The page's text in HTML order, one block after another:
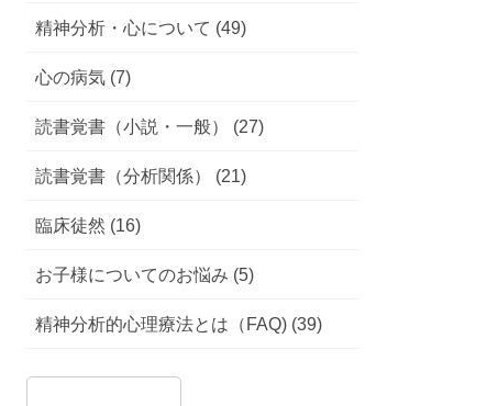
精神分析・心について (49)
心の病気 (7)
読書覚書（小説・一般） (27)
読書覚書（分析関係） (21)
臨床徒然 (16)
お子様についてのお悩み (5)
精神分析的心理療法とは（FAQ) (39)